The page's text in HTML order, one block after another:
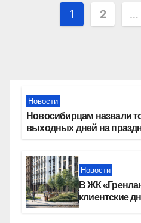
Пагинация
1 2 …
Новости
Новосибирцам назвали
выходных дней на
Новости
В ЖК
клиентские